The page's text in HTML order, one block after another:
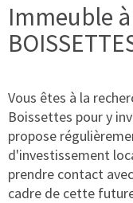
Immeuble
Vous êtes à la
Boissettes pour y
propose
d'investissement
prendre contact
cadre de cette